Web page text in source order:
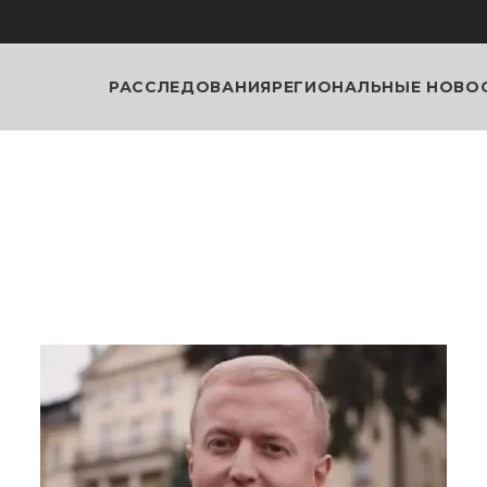
РАССЛЕДОВАНИЯРЕГИОНАЛЬНЫЕ